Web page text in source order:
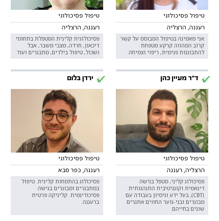
טיפול פסיכולוגי
רעננה, הרצליה
אני מאמינה בטיפול המבוסס על קשר
קרוב המהווה קרקע מטפחת
להתבוננות פנימית, ריפוי וצמיחה.
טיפול פסיכולוגי
רעננה, הרצליה
פסיכולוגית קלינית המטפלת בתחומי
דיכאון, חרדה, מצבי משבר, אבל
ושכול, טיפול בילדים, מתבגרים ועוד.
ד"ר מעיין כהן
טיפול פסיכולוגי
הרצליה, רעננה
פסיכולוג קליני, מטפל בגישה
דינאמית וקוגניטיבית התנהגותית
(CBT), בעל ידע וניסיון בעבודה עם
מבוגרים ובני-נוער החווים אתגרים
שונים בחייהם.
ירדן בלום
טיפול פסיכולוגי
רעננה, כפר סבא
פסיכולוג בהתמחות קלינית. טיפול
במתבגרים ומבוגרים בגישה
פסיכודינמית. קליניקה פרטית
ברעננה.